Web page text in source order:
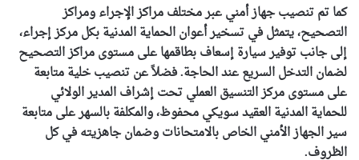
كما تم تنصيب جهاز أمني عبر مختلف مراكز الإجراء ومراكز
التصحيح، يتمثل في تسخير أعوان الحماية المدنية بكل مركز إجراء،
إلى جانب توفير سيارة إسعاف بطاقمها على مستوى مراكز التصحيح
لضمان التدخل السريع عند الحاجة. فضلاً عن تنصيب خلية متابعة
على مستوى مركز التنسيق العملي تحت إشراف المدير الولائي
للحماية المدنية العقيد سويكي محفوظ، والمكلفة بالسهر على متابعة
سير الجهاز الأمني الخاص بالامتحانات وضمان جاهزيته في كل
الظروف.